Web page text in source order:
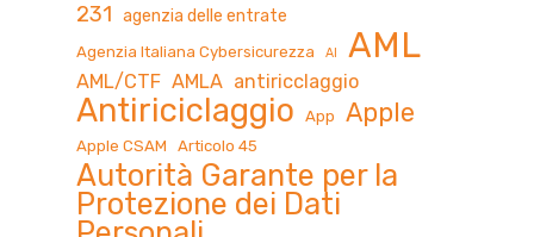
231 agenzia delle entrate
Agenzia Italiana Cybersicurezza AI AML
AML/CTF AMLA antiricclaggio
Antiriciclaggio App Apple
Apple CSAM Articolo 45
Autorità Garante per la
Protezione dei Dati